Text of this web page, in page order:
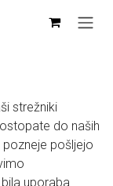
strežniki
do naših
pozneje pošljejo
uporaba